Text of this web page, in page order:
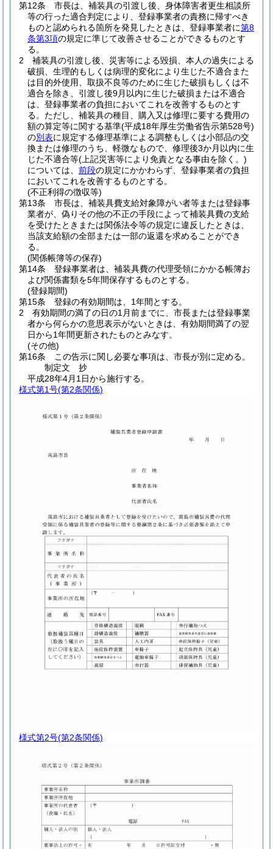
第12条
市長は、補装具の引渡し後、身体障害者更生相談所
等の行った適合判定により、登録事業者の責務に帰すべき
ものと認められる箇所を発見したときは、登録事業者に第8
条第3項の規定に準じて改善させることができるものとす
る。
2
補装具の引渡し後、災害等による毀損、本人の過失による
破損、生理的もしくは病理的変化により生じた不適合また
は目的外使用、取扱不良等のために生じた破損もしくは不
適合を除き、引渡し後9月以内に生じた破損または不適合
は、登録事業者の負担においてこれを改善するものとす
る。 ただし、補装具の種目、購入又は修理に要する費用の
額の算定等に関する基準(平成18年厚生労働省告示第528号)
の別表に規定する修理基準による調整もしくは小部品の交
換または修理のうち、軽微なもので、修理後3か月以内に生
じた不適合等(上記災害等により免責となる事由を除く。)
については、 前段の規定にかかわらず、登録事業者の負担
においてこれを改善するものとする。
(不正利得の徴収等)
第13条
市長は、補装具費支給対象障がい者等または登録事
業者が、偽りその他の不正の手段によって補装具費の支給
を受けたときまたは関係法令等の規定に違反したときは、
当該支給額の全部または一部の返還を求めることができ
る。
(関係帳簿等の保存)
第14条
登録事業者は、補装具費の代理受領にかかる帳簿お
よび関係書類を5年間保存するものとする。
(登録期間)
第15条
登録の有効期間は、1年間とする。
2
有効期間の満了の日の1月前までに、市長または登録事業
者から何らかの意思表示がないときは、有効期間満了の翌
日から1年間更新されたものとみなす。
(その他)
第16条
この告示に関し必要な事項は、市長が別に定める。
制定文 抄
平成28年4月1日から施行する。
様式第1号(第2条関係)
様式第2号(第2条関係)